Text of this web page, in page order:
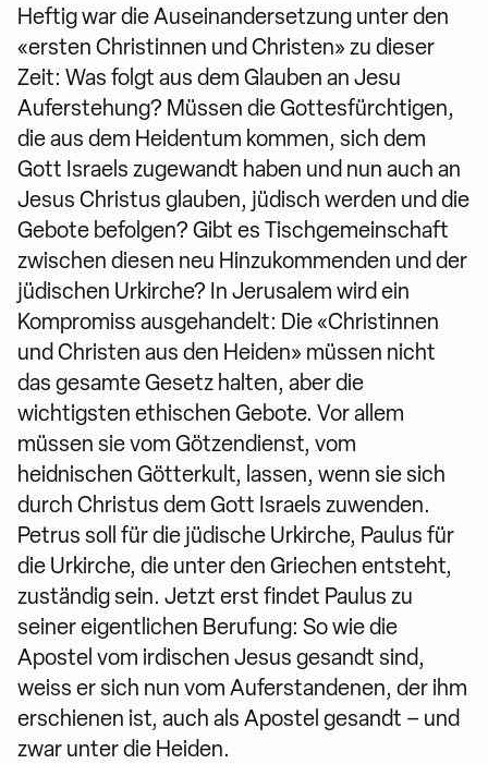
Heftig war die Auseinandersetzung unter den
«ersten Christinnen und Christen» zu dieser
Zeit: Was folgt aus dem Glauben an Jesu
Auferstehung? Müssen die Gottesfürchtigen,
die aus dem Heidentum kommen, sich dem
Gott Israels zugewandt haben und nun auch an
Jesus Christus glauben, jüdisch werden und die
Gebote befolgen? Gibt es Tischgemeinschaft
zwischen diesen neu Hinzukommenden und der
jüdischen Urkirche? In Jerusalem wird ein
Kompromiss ausgehandelt: Die «Christinnen
und Christen aus den Heiden» müssen nicht
das gesamte Gesetz halten, aber die
wichtigsten ethischen Gebote. Vor allem
müssen sie vom Götzendienst, vom
heidnischen Götterkult, lassen, wenn sie sich
durch Christus dem Gott Israels zuwenden.
Petrus soll für die jüdische Urkirche, Paulus für
die Urkirche, die unter den Griechen entsteht,
zuständig sein. Jetzt erst findet Paulus zu
seiner eigentlichen Berufung: So wie die
Apostel vom irdischen Jesus gesandt sind,
weiss er sich nun vom Auferstandenen, der ihm
erschienen ist, auch als Apostel gesandt – und
zwar unter die Heiden.